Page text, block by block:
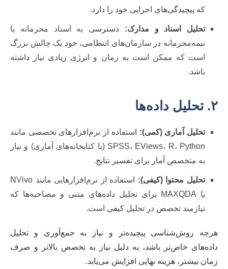
که پیچیدگی‌های اجرایی خود را دارد.
تحلیل اسناد و مدارک: دسترسی به اسناد محرمانه یا
نیمه‌محرمانه در سازمان‌های انتظامی، خود یک چالش بزرگ
است که ممکن است به زمان و انرژی زیادی نیاز داشته
باشد.
۲. تحلیل داده‌ها
تحلیل آماری (کمی): استفاده از نرم‌افزارهای تخصصی مانند
SPSS، EViews، R، Python (با کتابخانه‌های آماری) و نیاز
به متخصص آمار برای تفسیر نتایج.
تحلیل محتوا (کیفی):
استفاده از نرم‌افزارهایی مانند NVivo
یا MAXQDA برای تحلیل داده‌های متنی و مصاحبه‌ها که
نیازمند تخصص در تحلیل کیفی است.
هرچه روش‌شناسی پیچیده‌تر و نیاز به جمع‌آوری و تحلیل
داده‌های خاص‌تر باشد، به دلیل نیاز به تخصص بالاتر و صرف
زمان بیشتر، هزینه نهایی افزایش می‌یابد.